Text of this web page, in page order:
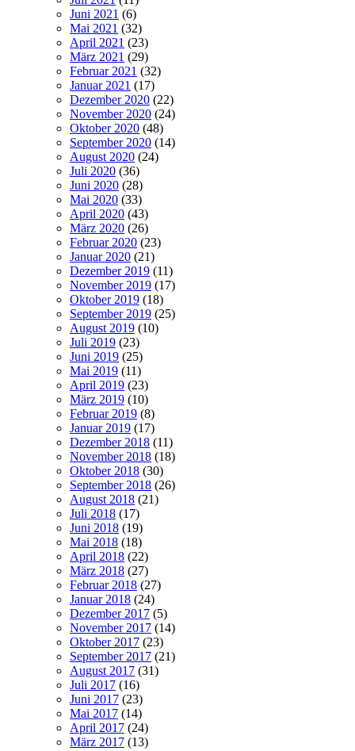
Juni 2021 (6)
Mai 2021 (32)
April 2021 (23)
März 2021 (29)
Februar 2021 (32)
Januar 2021 (17)
Dezember 2020 (22)
November 2020 (24)
Oktober 2020 (48)
September 2020 (14)
August 2020 (24)
Juli 2020 (36)
Juni 2020 (28)
Mai 2020 (33)
April 2020 (43)
März 2020 (26)
Februar 2020 (23)
Januar 2020 (21)
Dezember 2019 (11)
November 2019 (17)
Oktober 2019 (18)
September 2019 (25)
August 2019 (10)
Juli 2019 (23)
Juni 2019 (25)
Mai 2019 (11)
April 2019 (23)
März 2019 (10)
Februar 2019 (8)
Januar 2019 (17)
Dezember 2018 (11)
November 2018 (18)
Oktober 2018 (30)
September 2018 (26)
August 2018 (21)
Juli 2018 (17)
Juni 2018 (19)
Mai 2018 (18)
April 2018 (22)
März 2018 (27)
Februar 2018 (27)
Januar 2018 (24)
Dezember 2017 (5)
November 2017 (14)
Oktober 2017 (23)
September 2017 (21)
August 2017 (31)
Juli 2017 (16)
Juni 2017 (23)
Mai 2017 (14)
April 2017 (24)
März 2017 (13)